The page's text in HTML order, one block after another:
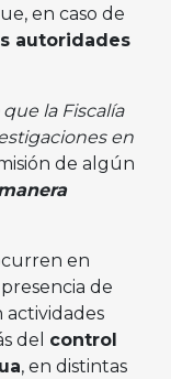
en caso de
autoridades
la Fiscalía
en
de algún
en
de
del control
, en distintas